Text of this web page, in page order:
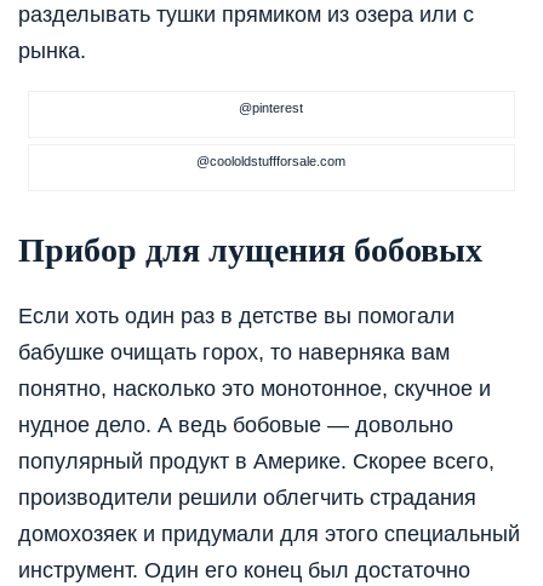
разделывать тушки прямиком из озера или с
рынка.
@pinterest
@coololdstuffforsale.com
Прибор для лущения бобовых
Если хоть один раз в детстве вы помогали
бабушке очищать горох, то наверняка вам
понятно, насколько это монотонное, скучное и
нудное дело. А ведь бобовые — довольно
популярный продукт в Америке. Скорее всего,
производители решили облегчить страдания
домохозяек и придумали для этого специальный
инструмент. Один его конец был достаточно